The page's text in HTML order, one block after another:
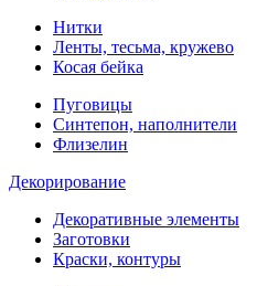
Нитки
Ленты, тесьма, кружево
Косая бейка
Пуговицы
Синтепон, наполнители
Флизелин
Декорирование
Декоративные элементы
Заготовки
Краски, контуры